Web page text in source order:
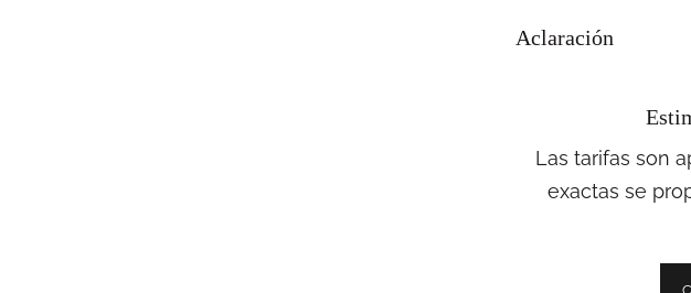
Aclaración
Las tarifas son
exactas se